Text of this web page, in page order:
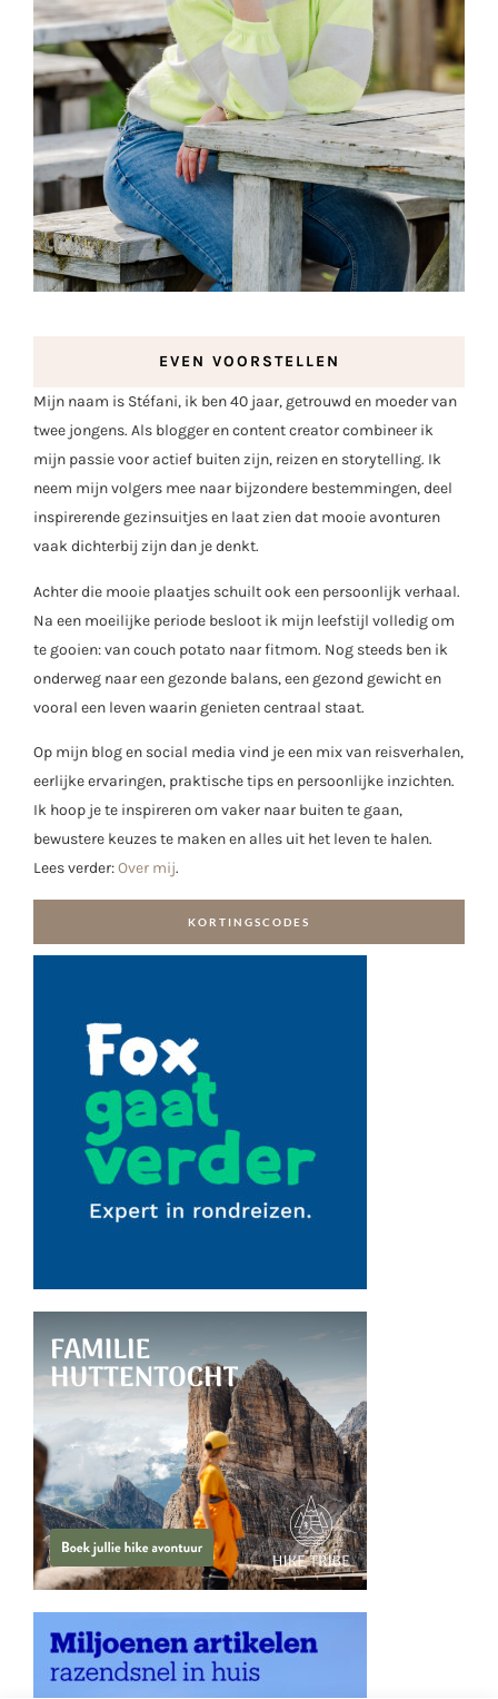
EVEN VOORSTELLEN
Mijn naam is Stéfani, ik ben 40 jaar, getrouwd en moeder van
twee jongens. Als blogger en content creator combineer ik
mijn passie voor actief buiten zijn, reizen en storytelling. Ik
neem mijn volgers mee naar bijzondere bestemmingen, deel
inspirerende gezinsuitjes en laat zien dat mooie avonturen
vaak dichterbij zijn dan je denkt.
Achter die mooie plaatjes schuilt ook een persoonlijk verhaal.
Na een moeilijke periode besloot ik mijn leefstijl volledig om
te gooien: van couch potato naar fitmom. Nog steeds ben ik
onderweg naar een gezonde balans, een gezond gewicht en
vooral een leven waarin genieten centraal staat.
Op mijn blog en social media vind je een mix van reisverhalen,
eerlijke ervaringen, praktische tips en persoonlijke inzichten.
Ik hoop je te inspireren om vaker naar buiten te gaan,
bewustere keuzes te maken en alles uit het leven te halen.
Lees verder:Over mij.
KORTINGSCODES